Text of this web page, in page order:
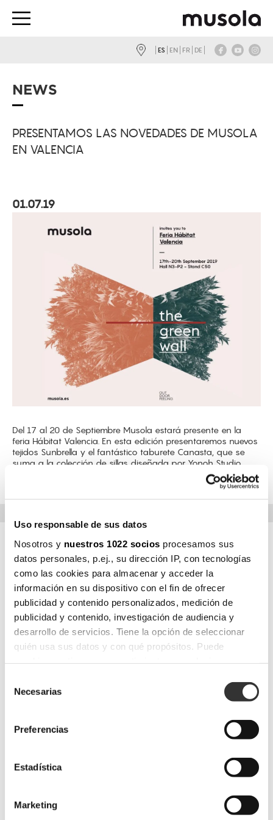
Uso responsable de sus datos
Nosotros y nuestros 1022 socios procesamos sus
datos personales, p.ej., su dirección IP, con tecnologías
como las cookies para almacenar y acceder la
información en su dispositivo con el fin de ofrecer
publicidad y contenido personalizados, medición de
publicidad y contenido, investigación de audiencia y
desarrollo de servicios. Tiene la opción de seleccionar
quién usa sus datos y con qué propósitos. Puede
el Menú de consentimiento.
Recopilar información sobre su ubicación
metros
Identificar su dispositivo analizándolo activamente
para buscar características específicas (huellas
digitales)
Necesarias
Preferencias
Estadística
Marketing
ES EN FR DE
NEWS
PRESENTAMOS LAS NOVEDADES DE MUSOLA
EN VALENCIA
01.07.19
Del 17 al 20 de Septiembre Musola estará presente en la
feria Hábitat Valencia. En esta edición presentaremos nuevos
tejidos Sunbrella y el fantástico taburete Canasta, que se
suma a la colección de sillas diseñada por Yonoh Studio.
DIRECCIÓN
Ctra. N340, km. 704’4
03330 Crevillent
(Alicante) España
(0034) 965 40 70 05
F.(0034) 965 40 65 03
info@musola.es
www.musola.es
PRODUCTOS
Brise
Baga
Milpa